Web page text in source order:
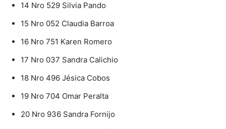
14 Nro 529 Silvia Pando
15 Nro 052 Claudia Barroa
16 Nro 751 Karen Romero
17 Nro 037 Sandra Calichio
18 Nro 496 Jésica Cobos
19 Nro 704 Omar Peralta
20 Nro 936 Sandra Fornijo